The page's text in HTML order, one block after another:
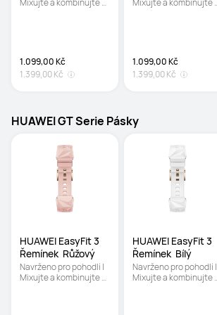
Mixujte a kombinujte
1.099,00 Kč
1.399,00 Kč
Mixujte a kombinujte
1.099,00 Kč
1.399,00 Kč
HUAWEI GT Serie Pásky
HUAWEI EasyFit 3
Navrženo pro pohodlí |
Mixujte a kombinujte
HUAWEI EasyFit 3
Navrženo pro pohodlí |
Mixujte a kombinujte